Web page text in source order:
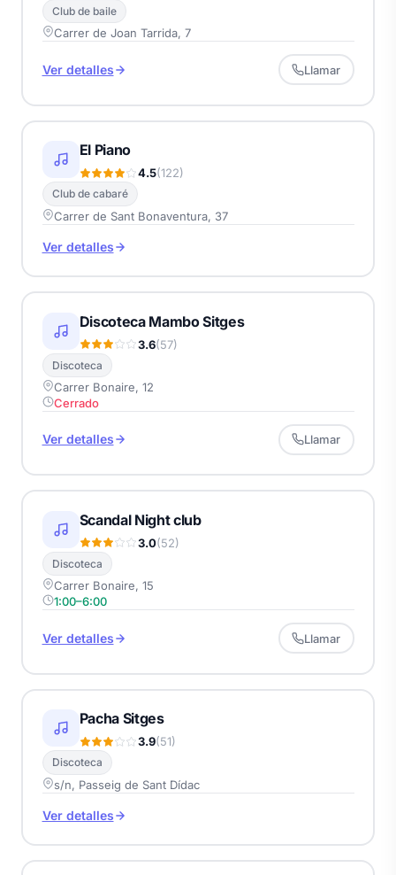
Club de baile
Carrer de Joan Tarrida, 7
Ver detalles Llamar
El Piano
4.5(122)
Club de cabaré
Carrer de Sant Bonaventura, 37
Ver detalles
Discoteca Mambo Sitges
3.6(57)
Discoteca
Carrer Bonaire, 12
Cerrado
Ver detalles Llamar
Scandal Night club
3.0(52)
Discoteca
Carrer Bonaire, 15
1:00–6:00
Ver detalles Llamar
Pacha Sitges
3.9(51)
Discoteca
s/n, Passeig de Sant Dídac
Ver detalles